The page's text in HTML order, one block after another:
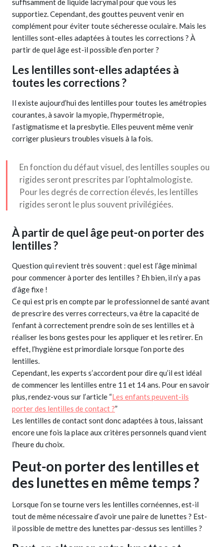
suffisamment de liquide lacrymal pour que vous les
supportiez. Cependant, des gouttes peuvent venir en
complément pour éviter toute sécheresse oculaire. Mais les
lentilles sont-elles adaptées à toutes les corrections ? À
partir de quel âge est-il possible d’en porter ?
Les lentilles sont-elles adaptées à
toutes les corrections ?
Il existe aujourd’hui des lentilles pour toutes les amétropies
courantes, à savoir la myopie, l’hypermétropie,
l’astigmatisme et la presbytie. Elles peuvent même venir
corriger plusieurs troubles visuels à la fois.
En fonction du défaut visuel, des lentilles souples ou
rigides seront prescrites par l’ophtalmologiste.
Pour les degrés de correction élevés, les lentilles
rigides seront le plus souvent privilégiées.
À partir de quel âge peut-on porter des
lentilles ?
Question qui revient très souvent : quel est l’âge minimal
pour commencer à porter des lentilles ? Eh bien, il n’y a pas
d’âge fixe !
Ce qui est pris en compte par le professionnel de santé avant
de prescrire des verres correcteurs, va être la capacité de
l’enfant à correctement prendre soin de ses lentilles et à
réaliser les bons gestes pour les appliquer et les retirer. En
effet, l’hygiène est primordiale lorsque l’on porte des
lentilles.
Cependant, les experts s’accordent pour dire qu’il est idéal
de commencer les lentilles entre 11 et 14 ans. Pour en savoir
plus, rendez-vous sur l’article “Les enfants peuvent-ils
porter des lentilles de contact ?”
Les lentilles de contact sont donc adaptées à tous, laissant
encore une fois la place aux critères personnels quand vient
l’heure du choix.
Peut-on porter des lentilles et
des lunettes en même temps ?
Lorsque l’on se tourne vers les lentilles cornéennes, est-il
tout de même nécessaire d’avoir une paire de lunettes ? Est-
il possible de mettre des lunettes par-dessus ses lentilles ?